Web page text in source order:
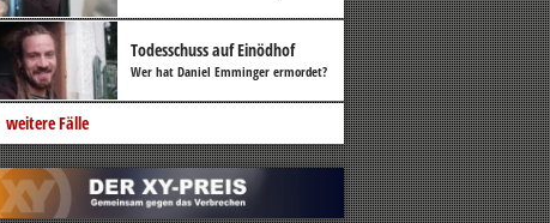
Todesschuss auf Einödhof
Wer hat Daniel Emminger ermordet?
weitere Fälle